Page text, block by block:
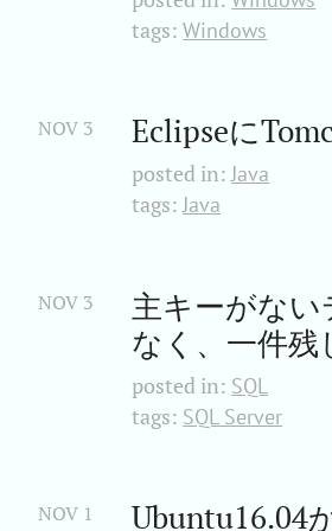
tags:Windows
Eclipseに
NOV 3
posted in:Java
tags:Java
主キーがな
なく、一件
NOV 3
posted in: SQL
tags: SQL Server
Ubuntu16.04
NOV 1